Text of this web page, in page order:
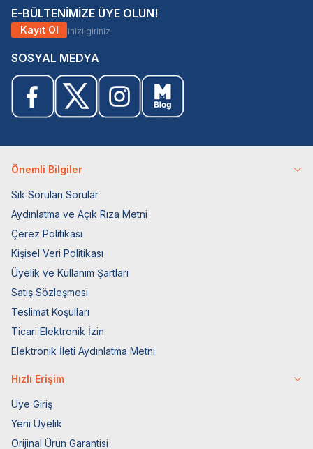
E-BÜLTENİMİZE ÜYE OLUN!
Kayıt Ol
SOSYAL MEDYA
Önemli Bilgiler
Sık Sorulan Sorular
Aydınlatma ve Açık Rıza Metni
Çerez Politikası
Kişisel Veri Politikası
Üyelik ve Kullanım Şartları
Satış Sözleşmesi
Teslimat Koşulları
Ticari Elektronik İzin
Elektronik İleti Aydınlatma Metni
Hızlı Erişim
Üye Giriş
Yeni Üyelik
Orijinal Ürün Garantisi